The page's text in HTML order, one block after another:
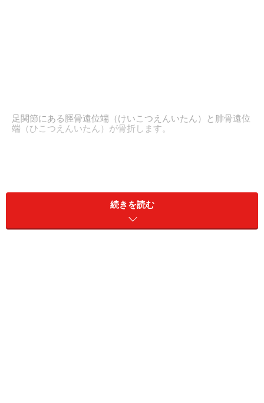
足関節にある脛骨遠位端（けいこつえんいたん）と腓骨遠位
端（ひこつえんいたん）が骨折します。
運動、事故などに伴い発生する骨折ですので、あらゆる
年齢層に発生します。一般の人にも発生しますし、スポ
続きを読む